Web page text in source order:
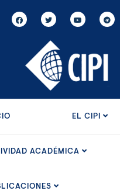
EL CIPI
ACADÉMICA